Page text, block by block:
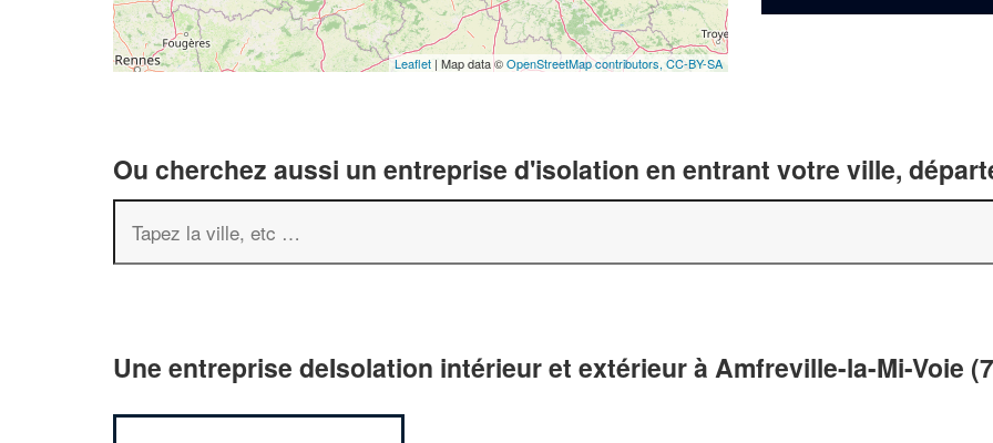
Leaflet | Map data ©OpenStreetMap contributors, CC-BY-SA
Ou cherchez aussi un entreprise d'isolation en entrant votre ville,
Une entreprise deIsolation intérieur et extérieur à Amfreville-la-Mi-Voie